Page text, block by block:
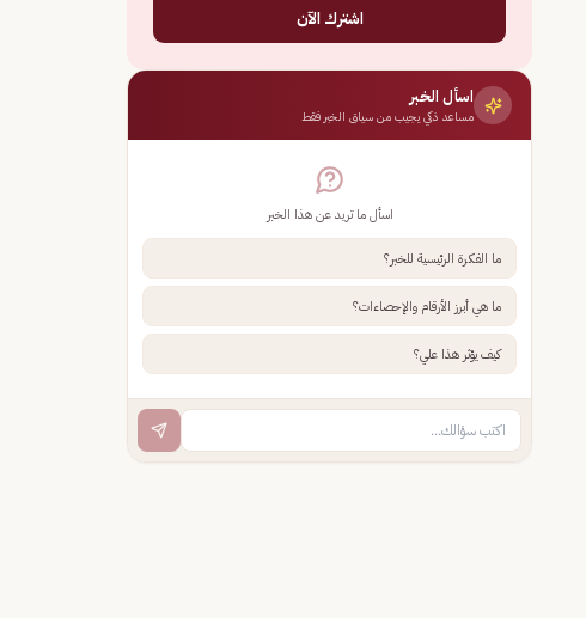
اشترك الآن
اسأل الخبر
مساعد ذكي يجيب من سياق الخبر فقط
اسأل ما تريد عن هذا الخبر
ما الفكرة الرئيسية للخبر؟
ما هي أبرز الأرقام والإحصاءات؟
كيف يؤثر هذا علي؟